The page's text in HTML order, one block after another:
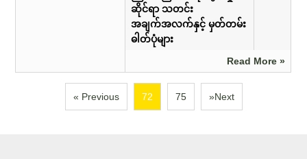
ဆိုင်ရာ သတင်း
အချက်အလက်နှင့် မှတ်တမ်း
ဓါတ်ပုံများ
Read More »
« Previous 72 75 »Next